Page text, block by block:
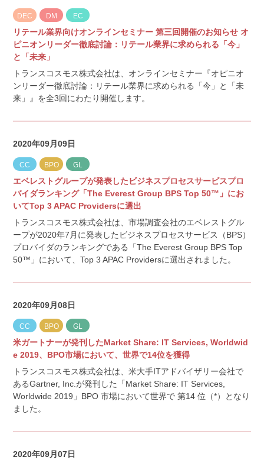
DEC DM EC
リテール業界向けオンラインセミナー 第三回開催のお知らせ オ
ピニオンリーダー徹底討論：リテール業界に求められる「今」
と「未来」
トランスコスモス株式会社は、オンラインセミナー『オピニオ
ンリーダー徹底討論：リテール業界に求められる「今」と「未
来」』を全3回にわたり開催します。
2020年09月09日
CC BPO GL
エベレストグループが発表したビジネスプロセスサービスプロ
バイダランキング「The Everest Group BPS Top 50™」にお
いてTop 3 APAC Providersに選出
トランスコスモス株式会社は、市場調査会社のエベレストグル
ープが2020年7月に発表したビジネスプロセスサービス（BPS）
プロバイダのランキングである「The Everest Group BPS Top
50™」において、Top 3 APAC Providersに選出されました。
2020年09月08日
CC BPO GL
米ガートナーが発刊したMarket Share: IT Services, Worldwid
e 2019、BPO市場において、世界で14位を獲得
トランスコスモス株式会社は、米大手ITアドバイザリー会社で
あるGartner, Inc.が発刊した「Market Share: IT Services,
Worldwide 2019」BPO 市場において世界で 第14 位（*）となり
ました。
2020年09月07日